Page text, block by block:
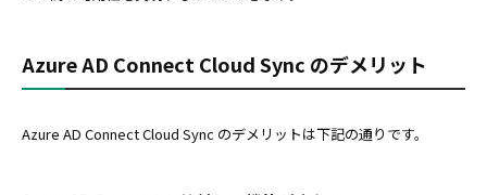
Azure AD Connect Cloud Sync のデメリット
Azure AD Connect Cloud Sync のデメリットは下記の通りです。